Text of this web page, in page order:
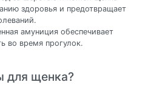
здоровья и предотвращает
амуниция обеспечивает
во время прогулок.
для щенка?